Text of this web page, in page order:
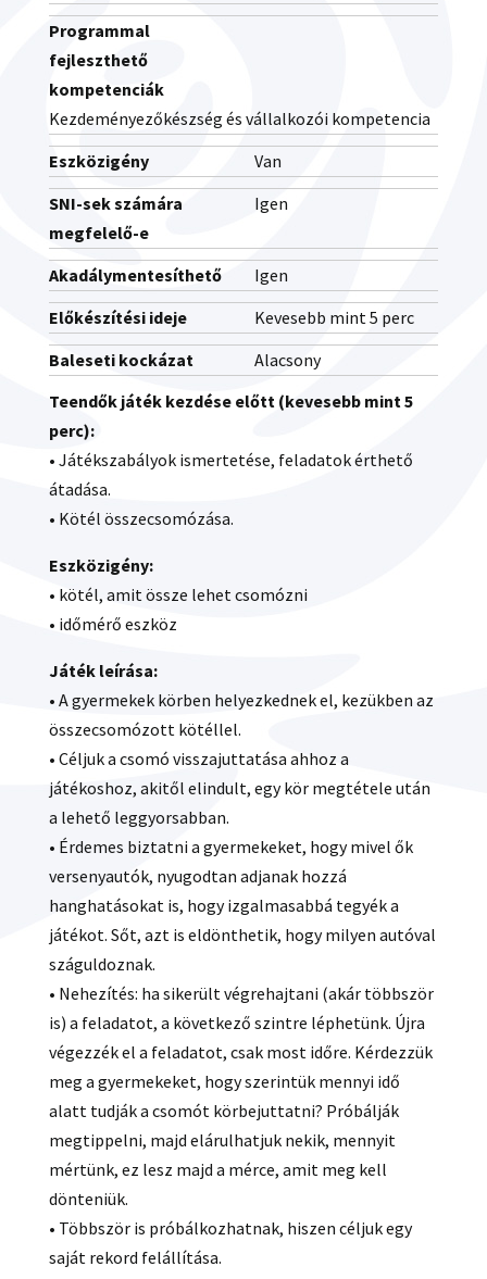
Programmal
fejleszthető
kompetenciák
Kezdeményezőkészség és vállalkozói kompetencia
Eszközigény
Van
SNI-sek számára
megfelelő-e
Igen
Akadálymentesíthető
Igen
Előkészítési ideje
Kevesebb mint 5 perc
Baleseti kockázat
Alacsony
Teendők játék kezdése előtt (kevesebb mint 5
perc):
• Játékszabályok ismertetése, feladatok érthető
átadása.
• Kötél összecsomózása.
Eszközigény:
• kötél, amit össze lehet csomózni
• időmérő eszköz
Játék leírása:
• A gyermekek körben helyezkednek el, kezükben az
összecsomózott kötéllel.
• Céljuk a csomó visszajuttatása ahhoz a
játékoshoz, akitől elindult, egy kör megtétele után
a lehető leggyorsabban.
• Érdemes biztatni a gyermekeket, hogy mivel ők
versenyautók, nyugodtan adjanak hozzá
hanghatásokat is, hogy izgalmasabbá tegyék a
játékot. Sőt, azt is eldönthetik, hogy milyen autóval
száguldoznak.
• Nehezítés: ha sikerült végrehajtani (akár többször
is) a feladatot, a következő szintre léphetünk. Újra
végezzék el a feladatot, csak most időre. Kérdezzük
meg a gyermekeket, hogy szerintük mennyi idő
alatt tudják a csomót körbejuttatni? Próbálják
megtippelni, majd elárulhatjuk nekik, mennyit
mértünk, ez lesz majd a mérce, amit meg kell
dönteniük.
• Többször is próbálkozhatnak, hiszen céljuk egy
saját rekord felállítása.